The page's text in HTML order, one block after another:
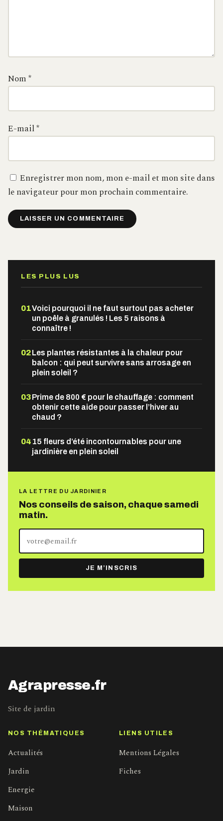
Nom*
E-mail*
Enregistrer mon nom, mon e-mail et mon site dans
le navigateur pour mon prochain commentaire.
LES PLUS LUS
01Voici pourquoi il ne faut surtout pas acheter
un poêle à granulés ! Les 5 raisons à
connaître !
02Les plantes résistantes à la chaleur pour
balcon : qui peut survivre sans arrosage en
plein soleil ?
03Prime de 800 € pour le chauffage : comment
obtenir cette aide pour passer l’hiver au
chaud ?
04 15 fleurs d’été incontournables pour une
jardinière en plein soleil
LA LETTRE DU JARDINIER
Nos conseils de saison, chaque samedi
matin.
Votre
adresse
e-
mail
JE M’INSCRIS
Agrapresse.fr
Site de jardin
NOS THÉMATIQUES
Actualités
Jardin
Energie
Maison
LIENS UTILES
Mentions Légales
Fiches